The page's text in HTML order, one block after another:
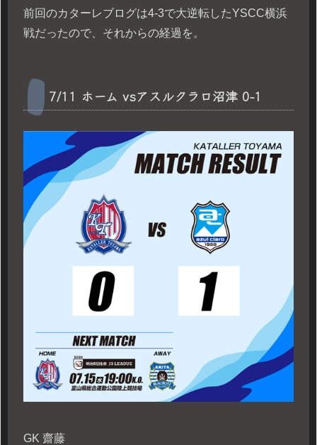
前回のカターレブログは4-3で大逆転したYSCC横浜
戦だったので、それからの経過を。
7/11 ホーム vsアスルクラロ沼津 0-1
GK 齋藤